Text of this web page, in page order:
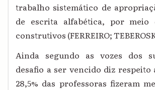
trabalho sistemático de
de escrita alfabética, por meio
construtivos (FERREIRO;
Ainda segundo as vozes dos
desafio a ser vencido diz respeito
28,5% das professoras fizeram